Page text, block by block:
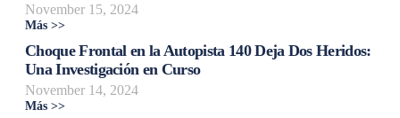
November 15, 2024
Más >>
Choque Frontal en la Autopista 140 Deja Dos Heridos:
Una Investigación en Curso
November 14, 2024
Más >>